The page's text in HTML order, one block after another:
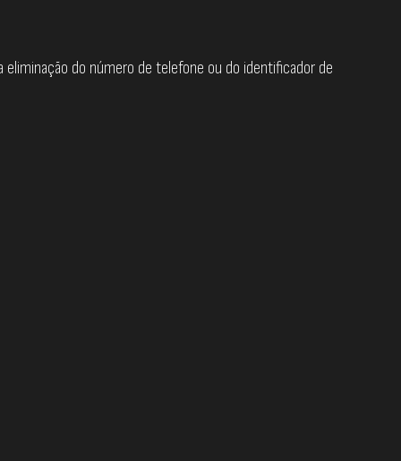
eliminação do número de telefone ou do identificador de